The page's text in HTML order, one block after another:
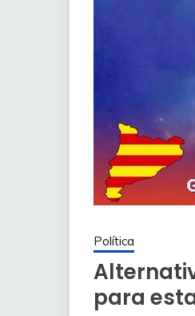
Política
para